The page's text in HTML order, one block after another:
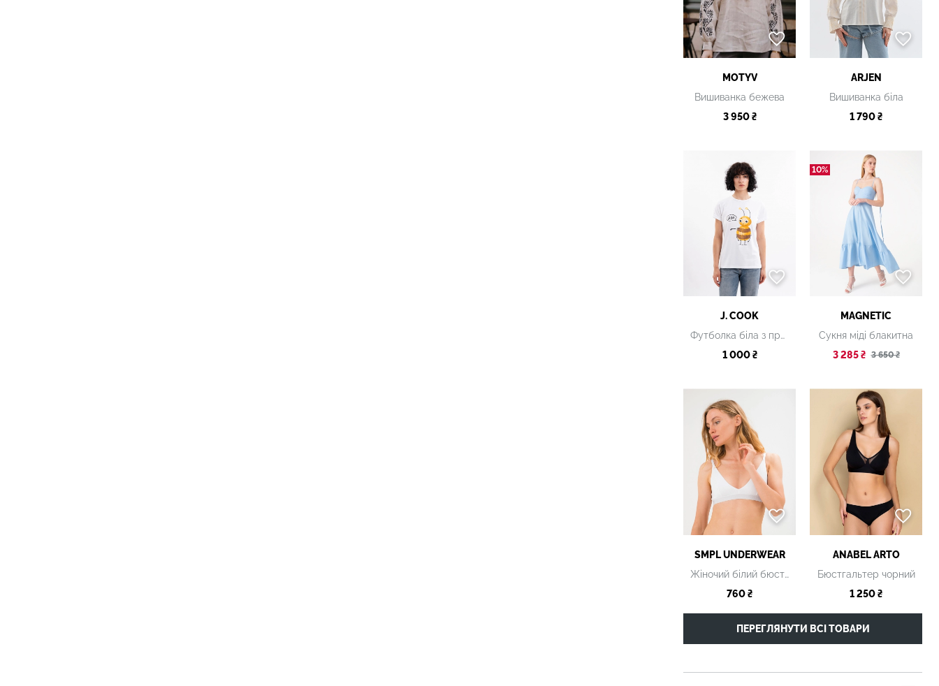
MOTYV
Вишиванка бежева
3 950 ₴
ARJEN
Вишиванка біла
1 790 ₴
J. COOK
Футболка біла з принтом
1 000 ₴
10%
MAGNETIC
Сукня міді блакитна
3 285 ₴ 3 650 ₴
SMPL UNDERWEAR
Жіночий білий бюстгальтер
760 ₴
ANABEL ARTO
Бюстгальтер чорний
1 250 ₴
ПЕРЕГЛЯНУТИ ВСІ ТОВАРИ